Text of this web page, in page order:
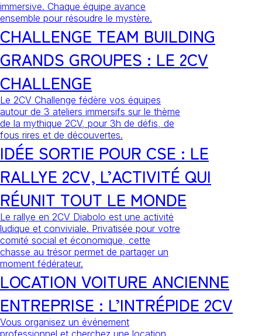
immersive. Chaque équipe avance
ensemble pour résoudre le mystère.
CHALLENGE TEAM BUILDING
GRANDS GROUPES : LE 2CV
CHALLENGE
Le 2CV Challenge fédère vos équipes
autour de 3 ateliers immersifs sur le thème
de la mythique 2CV, pour 3h de défis, de
fous rires et de découvertes.
IDÉE SORTIE POUR CSE : LE
RALLYE 2CV, L’ACTIVITÉ QUI
RÉUNIT TOUT LE MONDE
Le rallye en 2CV Diabolo est une activité
ludique et conviviale. Privatisée pour votre
comité social et économique, cette
chasse au trésor permet de partager un
moment fédérateur.
LOCATION VOITURE ANCIENNE
ENTREPRISE : L’INTRÉPIDE 2CV
Vous organisez un événement